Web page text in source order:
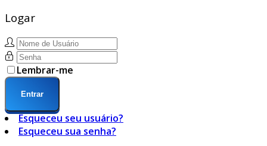
Logar
Lembrar-me
Entrar
Esqueceu seu usuário?
Esqueceu sua senha?